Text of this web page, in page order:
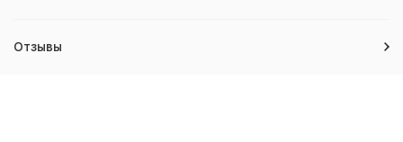
Отзывы